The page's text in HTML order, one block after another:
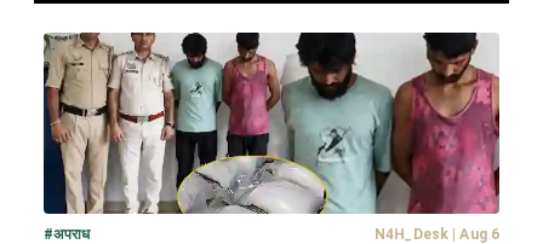
#अपराध N4H_Desk | Aug 6